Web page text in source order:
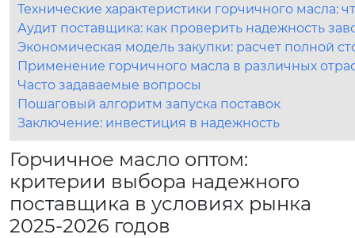
Технические характеристики горчичного масла:
Аудит поставщика: как проверить надежность
Экономическая модель закупки: расчет полной
Применение горчичного масла в различных
Часто задаваемые вопросы
Пошаговый алгоритм запуска поставок
Заключение: инвестиция в надежность
Горчичное масло оптом:
критерии выбора надежного
поставщика в условиях рынка
2025-2026 годов